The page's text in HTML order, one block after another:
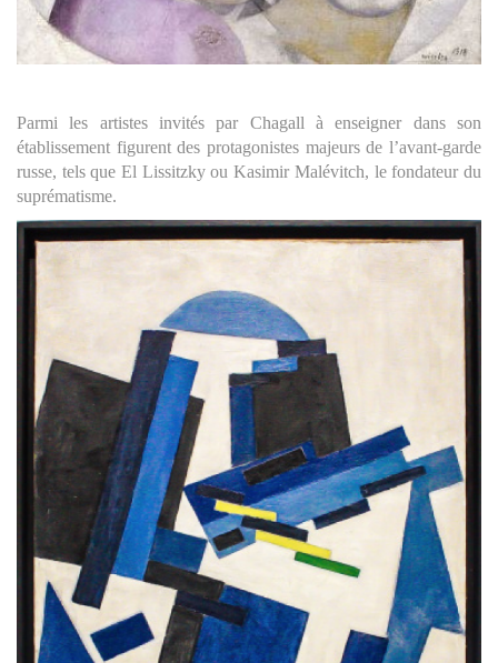
Parmi les artistes invités par Chagall à enseigner dans son
établissement figurent des protagonistes majeurs de l’avant-garde
russe, tels que El Lissitzky ou Kasimir Malévitch, le fondateur du
suprématisme.